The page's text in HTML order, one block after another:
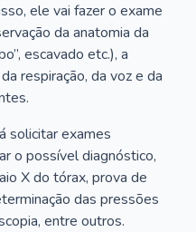
ele vai fazer o exame
da anatomia da
escavado etc.), a
respiração, da voz e da
solicitar exames
o possível diagnóstico,
X do tórax, prova de
das pressões
entre outros.